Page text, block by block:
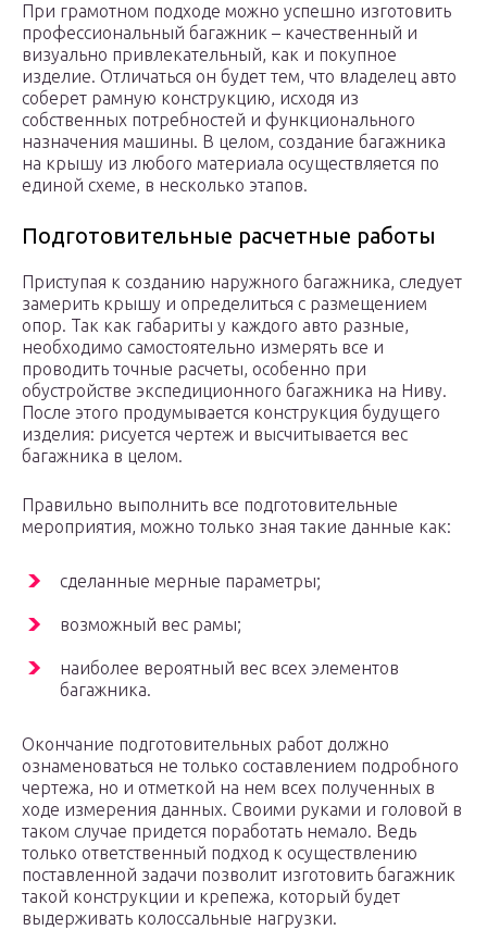
При грамотном подходе можно успешно изготовить
профессиональный багажник – качественный и
визуально привлекательный, как и покупное
изделие. Отличаться он будет тем, что владелец авто
соберет рамную конструкцию, исходя из
собственных потребностей и функционального
назначения машины. В целом, создание багажника
на крышу из любого материала осуществляется по
единой схеме, в несколько этапов.
Подготовительные расчетные работы
Приступая к созданию наружного багажника, следует
замерить крышу и определиться с размещением
опор. Так как габариты у каждого авто разные,
необходимо самостоятельно измерять все и
проводить точные расчеты, особенно при
обустройстве экспедиционного багажника на Ниву.
После этого продумывается конструкция будущего
изделия: рисуется чертеж и высчитывается вес
багажника в целом.
Правильно выполнить все подготовительные
мероприятия, можно только зная такие данные как:
сделанные мерные параметры;
возможный вес рамы;
наиболее вероятный вес всех элементов
багажника.
Окончание подготовительных работ должно
ознаменоваться не только составлением подробного
чертежа, но и отметкой на нем всех полученных в
ходе измерения данных. Своими руками и головой в
таком случае придется поработать немало. Ведь
только ответственный подход к осуществлению
поставленной задачи позволит изготовить багажник
такой конструкции и крепежа, который будет
выдерживать колоссальные нагрузки.